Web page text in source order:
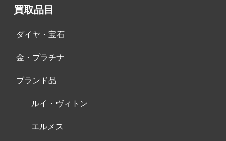
買取品目
ダイヤ・宝石
金・プラチナ
ブランド品
ルイ・ヴィトン
エルメス